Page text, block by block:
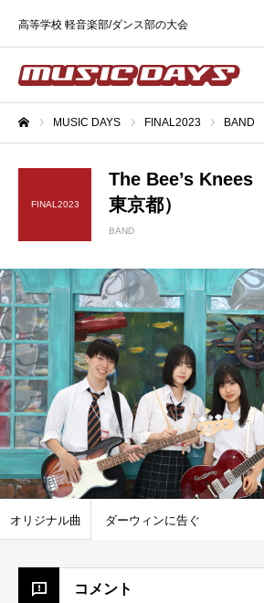
高等学校 軽音楽部/ダンス部の大会
MUSIC DAYS FINAL2023 BAND
FINAL2023
The Bee’s Knees
東京都）
BAND
オリジナル曲 ダーウィンに告ぐ
コメント